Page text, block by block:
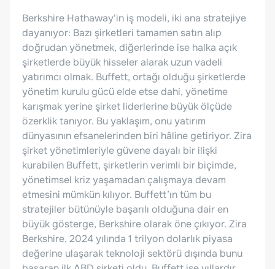
Berkshire Hathaway'in iş modeli, iki ana stratejiye
dayanıyor: Bazı şirketleri tamamen satın alıp
doğrudan yönetmek, diğerlerinde ise halka açık
şirketlerde büyük hisseler alarak uzun vadeli
yatırımcı olmak. Buffett, ortağı olduğu şirketlerde
yönetim kurulu gücü elde etse dahi, yönetime
karışmak yerine şirket liderlerine büyük ölçüde
özerklik tanıyor. Bu yaklaşım, onu yatırım
dünyasının efsanelerinden biri hâline getiriyor. Zira
şirket yönetimleriyle güvene dayalı bir ilişki
kurabilen Buffett, şirketlerin verimli bir biçimde,
yönetimsel kriz yaşamadan çalışmaya devam
etmesini mümkün kılıyor. Buffett’ın tüm bu
stratejiler bütünüyle başarılı olduğuna dair en
büyük gösterge, Berkshire olarak öne çıkıyor. Zira
Berkshire, 2024 yılında 1 trilyon dolarlık piyasa
değerine ulaşarak teknoloji sektörü dışında bunu